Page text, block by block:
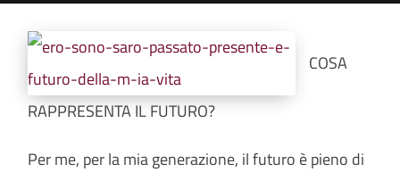
COSA
RAPPRESENTA IL FUTURO?
Per me, per la mia generazione, il futuro è pieno di